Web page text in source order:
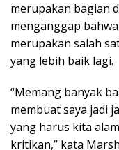
merupakan bagian
menganggap
merupakan salah
yang lebih baik lagi.
“Memang banyak
membuat saya jadi
yang harus kita
kritikan,” kata